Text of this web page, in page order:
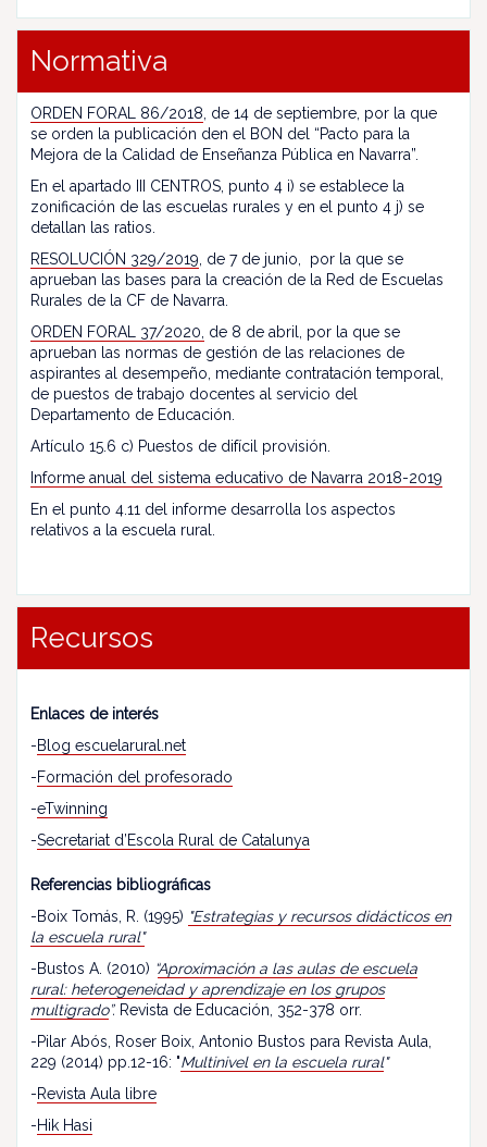
Normativa
ORDEN FORAL 86/2018 , de 14 de septiembre, por la que
se orden la publicación den el BON del “Pacto para la
Mejora de la Calidad de Enseñanza Pública en Navarra”.
En el apartado III CENTROS, punto 4 i) se establece la
zonificación de las escuelas rurales y en el punto 4 j) se
detallan las ratios.
RESOLUCIÓN 329/2019 , de 7 de junio, por la que se
aprueban las bases para la creación de la Red de Escuelas
Rurales de la CF de Navarra.
ORDEN FORAL 37/2020, de 8 de abril, por la que se
aprueban las normas de gestión de las relaciones de
aspirantes al desempeño, mediante contratación temporal,
de puestos de trabajo docentes al servicio del
Departamento de Educación.
Artículo 15.6 c) Puestos de difícil provisión.
Informe anual del sistema educativo de Navarra 2018-2019
En el punto 4.11 del informe desarrolla los aspectos
relativos a la escuela rural.
Recursos
Enlaces de interés
-Blog escuelarural.net
-Formación del profesorado
-eTwinning
-Secretariat d’Escola Rural de Catalunya
Referencias bibliográficas
-Boix Tomás, R. (1995) "Estrategias y recursos didácticos en
la escuela rural"
-Bustos A. (2010) “Aproximación a las aulas de escuela
rural: heterogeneidad y aprendizaje en los grupos
multigrado”. Revista de Educación, 352-378 orr.
-Pilar Abós, Roser Boix, Antonio Bustos para Revista Aula,
229 (2014) pp.12-16: "Multinivel en la escuela rural"
-Revista Aula libre
-Hik Hasi